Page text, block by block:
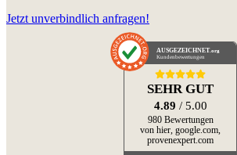
Jetzt unverbindlich anfragen!
AUSGEZEICHNET .org
Kundenbewertungen
SEHR GUT
4.89 / 5.00
980 Bewertungen
von hier, google.com,
provenexpert.com